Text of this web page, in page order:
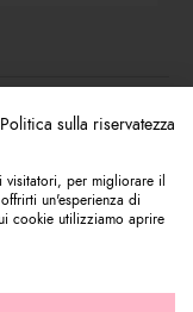
sulle novità
da utilizzare sul tuo
Politica sulla riservatezza
per migliorare il
un'esperienza di
cookie utilizziamo aprire